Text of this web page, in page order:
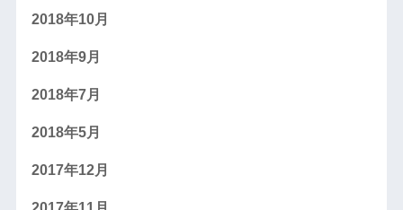
2018年10月
2018年9月
2018年7月
2018年5月
2017年12月